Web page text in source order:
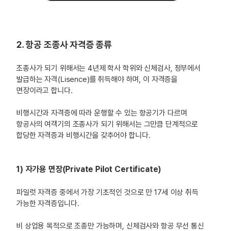
2. 항공 조종사 자격증 종류
조종사가 되기 위해서는 4년제 학사 학위와 신체검사, 정부에서
발급하는 자격(Lisence)를 취득해야 하며, 이 자격증을
면장이라고 합니다.
비행시간과 자격증에 따라 운행할 수 있는 항공기가 다르며
항공사의 여객기의 조종사가 되기 위해서는 그만큼 단계적으로
합당한 자격증과 비행시간을 갖추어야 합니다.
1) 자가용 면장(Private Pilot Certificate)
파일럿 자격증 중에서 가장 기초적인 것으로 만 17세 이상 취득
가능한 자격증입니다.
비 상업용 목적으로 조종만 가능하며, 신체검사와 항공 무선 통신